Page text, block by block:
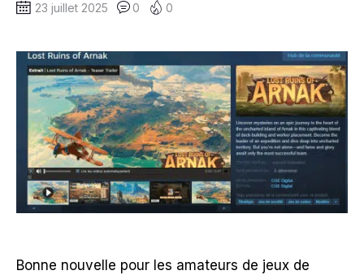
23 juillet 2025 0 0
Bonne nouvelle pour les amateurs de jeux de